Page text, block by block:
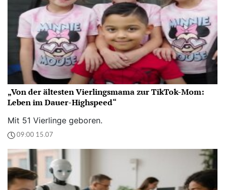
„Von der ältesten Vierlingsmama zur TikTok-Mom:
Leben im Dauer-Highspeed“
Mit 51 Vierlinge geboren.
09:00 15.07